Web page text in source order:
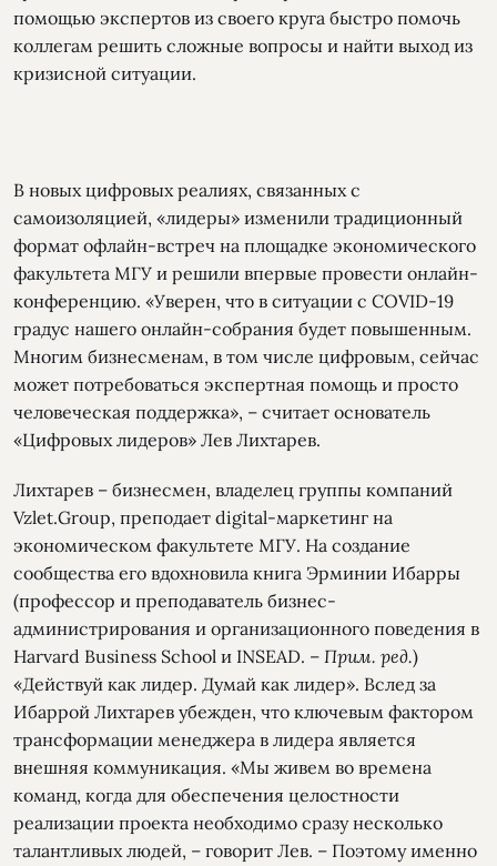
помощью экспертов из своего круга быстро помочь
коллегам решить сложные вопросы и найти выход из
кризисной ситуации.
В новых цифровых реалиях, связанных с
самоизоляцией, «лидеры» изменили традиционный
формат офлайн-встреч на площадке экономического
факультета МГУ и решили впервые провести онлайн-
конференцию. «Уверен, что в ситуации с COVID-19
градус нашего онлайн-собрания будет повышенным.
Многим бизнесменам, в том числе цифровым, сейчас
может потребоваться экспертная помощь и просто
человеческая поддержка», – считает основатель
«Цифровых лидеров» Лев Лихтарев.
Лихтарев – бизнесмен, владелец группы компаний
Vzlet.Group, преподает digital-маркетинг на
экономическом факультете МГУ. На создание
сообщества его вдохновила книга Эрминии Ибарры
(профессор и преподаватель бизнес-
администрирования и организационного поведения в
Harvard Business School и INSEAD. – Прим. ред.)
«Действуй как лидер. Думай как лидер». Вслед за
Ибаррой Лихтарев убежден, что ключевым фактором
трансформации менеджера в лидера является
внешняя коммуникация. «Мы живем во времена
команд, когда для обеспечения целостности
реализации проекта необходимо сразу несколько
талантливых людей, – говорит Лев. – Поэтому именно